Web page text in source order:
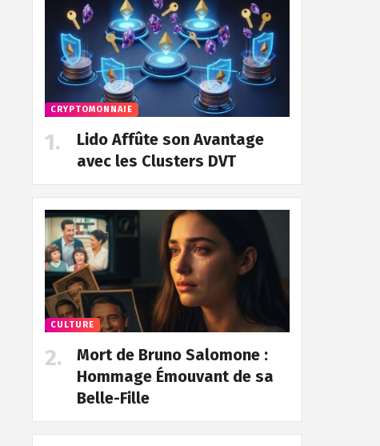
CRYPTOMONNAIE
Lido Affûte son Avantage
avec les Clusters DVT
CULTURE
Mort de Bruno Salomone :
Hommage Émouvant de sa
Belle-Fille